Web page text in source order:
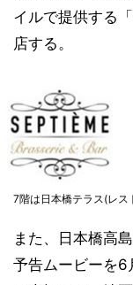
イルで提供する
店する。
7階は日本橋テラス(レス
また、日本橋高
予告ムービーを6